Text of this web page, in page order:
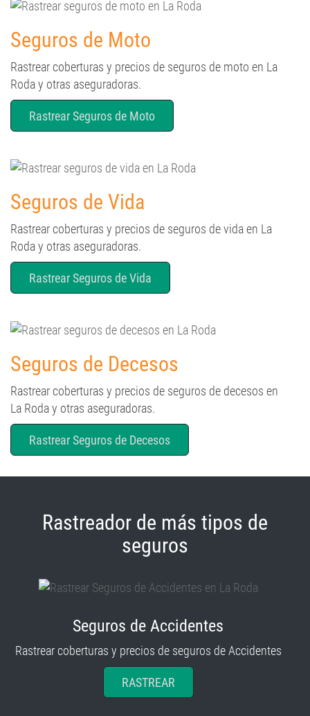
Seguros de Moto
Rastrear coberturas y precios de seguros de moto en La
Roda y otras aseguradoras.
Rastrear Seguros de Moto
Seguros de Vida
Rastrear coberturas y precios de seguros de vida en La
Roda y otras aseguradoras.
Rastrear Seguros de Vida
Seguros de Decesos
Rastrear coberturas y precios de seguros de decesos en
La Roda y otras aseguradoras.
Rastrear Seguros de Decesos
Rastreador de más tipos de
seguros
Seguros de Accidentes
Rastrear coberturas y precios de seguros de Accidentes
RASTREAR